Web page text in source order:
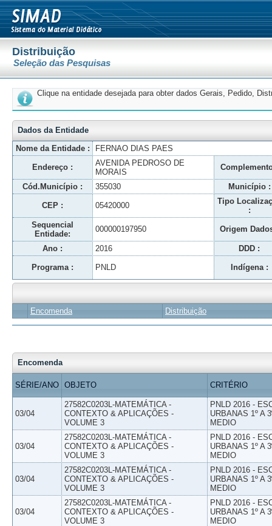
Distribuição
Seleção das Pesquisas
Clique na entidade desejada para obter dados Gerais, Pedido,
Dados da Entidade
Nome da Entidade :
FERNAO DIAS PAES
Endereço :
AVENIDA PEDROSO DE
MORAIS
Cód.Município : 355030 Município :
CEP : 05420000
Tipo
:
Sequencial
Entidade:
000000197950 Origem
Ano : 2016 DDD :
Programa : PNLD Indígena :
Encomenda Distribuição
Encomenda
SÉRIE/ANO OBJETO CRITÉRIO
03/04
27582C0203L-MATEMÁTICA -
CONTEXTO & APLICAÇÕES -
VOLUME 3
PNLD 2016 -
URBANAS 1º A
MEDIO
03/04
27582C0203L-MATEMÁTICA -
CONTEXTO & APLICAÇÕES -
VOLUME 3
PNLD 2016 -
URBANAS 1º A
MEDIO
03/04
27582C0203L-MATEMÁTICA -
CONTEXTO & APLICAÇÕES -
VOLUME 3
PNLD 2016 -
URBANAS 1º A
MEDIO
03/04
27582C0203L-MATEMÁTICA -
CONTEXTO & APLICAÇÕES -
VOLUME 3
PNLD 2016 -
URBANAS 1º A
MEDIO